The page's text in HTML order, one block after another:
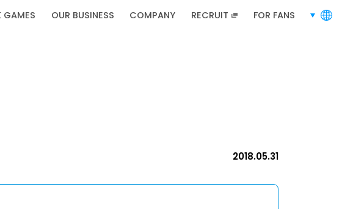
GAMES OUR BUSINESS COMPANY RECRUIT FOR FANS languages
2018.05.31